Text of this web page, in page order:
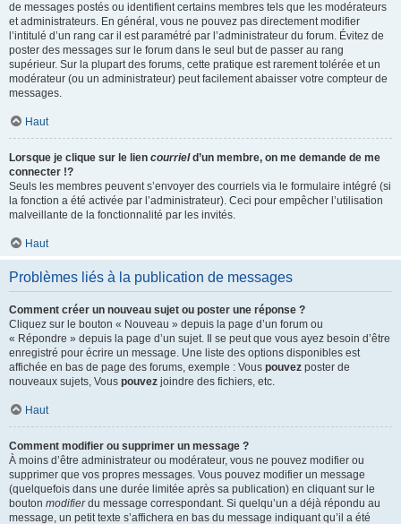
de messages postés ou identifient certains membres tels que les modérateurs
et administrateurs. En général, vous ne pouvez pas directement modifier
l’intitulé d’un rang car il est paramétré par l’administrateur du forum. Évitez de
poster des messages sur le forum dans le seul but de passer au rang
supérieur. Sur la plupart des forums, cette pratique est rarement tolérée et un
modérateur (ou un administrateur) peut facilement abaisser votre compteur de
messages.
Haut
Lorsque je clique sur le lien courrield’un membre, on me demande de me
connecter !?
Seuls les membres peuvent s’envoyer des courriels via le formulaire intégré (si
la fonction a été activée par l’administrateur). Ceci pour empêcher l’utilisation
malveillante de la fonctionnalité par les invités.
Haut
Problèmes liés à la publication de messages
Comment créer un nouveau sujet ou poster une réponse ?
Cliquez sur le bouton « Nouveau » depuis la page d’un forum ou
« Répondre » depuis la page d’un sujet. Il se peut que vous ayez besoin d’être
enregistré pour écrire un message. Une liste des options disponibles est
affichée en bas de page des forums, exemple : Vous pouvez poster de
nouveaux sujets, Vous pouvez joindre des fichiers, etc.
Haut
Comment modifier ou supprimer un message ?
À moins d’être administrateur ou modérateur, vous ne pouvez modifier ou
supprimer que vos propres messages. Vous pouvez modifier un message
(quelquefois dans une durée limitée après sa publication) en cliquant sur le
bouton modifierdu message correspondant. Si quelqu’un a déjà répondu au
message, un petit texte s’affichera en bas du message indiquant qu’il a été